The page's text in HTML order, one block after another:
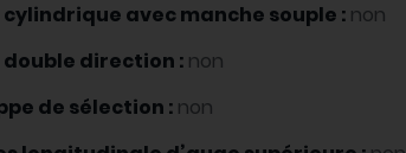
avec manche souple : non
direction : non
de sélection : non